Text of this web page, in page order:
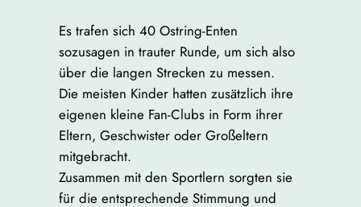
Es trafen sich 40 Ostring-Enten
sozusagen in trauter Runde, um sich also
über die langen Strecken zu messen.
Die meisten Kinder hatten zusätzlich ihre
eigenen kleine Fan-Clubs in Form ihrer
Eltern, Geschwister oder Großeltern
mitgebracht.
Zusammen mit den Sportlern sorgten sie
für die entsprechende Stimmung und